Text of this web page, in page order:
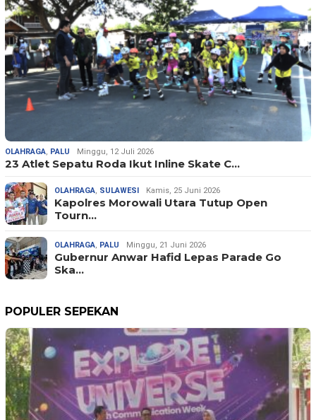
OLAHRAGA, PALU Minggu, 12 Juli 2026
23 Atlet Sepatu Roda Ikut Inline Skate C…
OLAHRAGA, SULAWESI Kamis, 25 Juni 2026
Kapolres Morowali Utara Tutup Open
Tourn…
OLAHRAGA, PALU Minggu, 21 Juni 2026
Gubernur Anwar Hafid Lepas Parade Go
Ska…
POPULER SEPEKAN